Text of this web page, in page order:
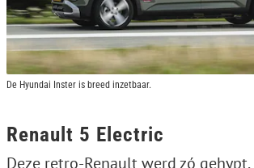
De Hyundai Inster is breed inzetbaar.
Renault 5 Electric
Deze retro-Renault werd zó